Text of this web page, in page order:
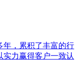
年，累积了丰富的行
实力赢得客户一致认